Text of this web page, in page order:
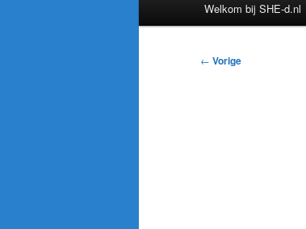
Welkom bij SHE-d.nl
Bericht
← Vorige